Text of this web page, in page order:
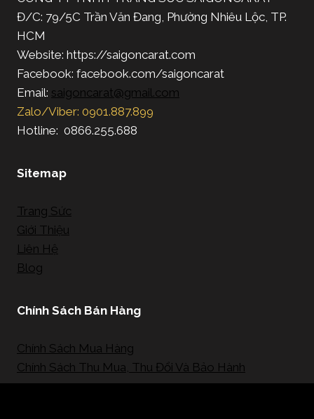
Đ/C: 79/5C Trần Văn Đang, Phường Nhiêu Lộc, TP.
HCM
Website: https://saigoncarat.com
Facebook: facebook.com/saigoncarat
Email: saigoncarat@gmail.com
Zalo/Viber: 0901.887.899
Hotline: 0866.255.688
Sitemap
Trang Sức
Giới Thiệu
Liên Hệ
Blog
Chính Sách Bán Hàng
Chính Sách Mua Hàng
Chính Sách Thu Mua, Thu Đổi Và Bảo Hành